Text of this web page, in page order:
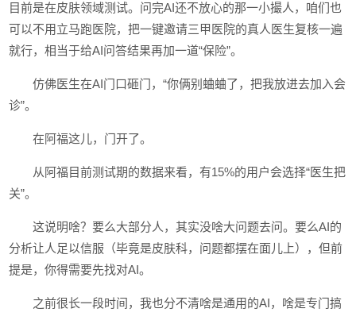
目前是在皮肤领域测试。问完AI还不放心的那一小撮人，咱们也
可以不用立马跑医院，把一键邀请三甲医院的真人医生复核一遍
就行，相当于给AI问答结果再加一道“保险”。
仿佛医生在AI门口砸门，“你俩别蛐蛐了，把我放进去加入会
诊”。
在阿福这儿，门开了。
从阿福目前测试期的数据来看，有15%的用户会选择“医生把
关”。
这说明啥？要么大部分人，其实没啥大问题去问。要么AI的
分析让人足以信服（毕竟是皮肤科，问题都摆在面儿上），但前
提是，你得需要先找对AI。
之前很长一段时间，我也分不清啥是通用的AI，啥是专门搞